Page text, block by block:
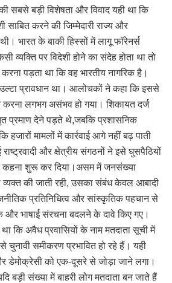
सबसे बड़ी विशेषता और विवाद यही था कि
साबित करने की जिम्मेदारी राज्य और
भारत के बाकी हिस्सों में लागू फॉरेनर्स
व्यक्ति पर विदेशी होने का संदेह होता था तो
पड़ता था कि वह भारतीय नागरिक है।
प्रावधान था। आलोचकों ने कहा कि इससे
लगभग असंभव हो गया। शिकायत दर्ज
प्रमाण देने पड़ते थे,जबकि प्रशासनिक
हजारों मामलों में कार्रवाई आगे नहीं बढ़ पाती
और क्षेत्रीय संगठनों ने इसे घुसपैठियों
कहना शुरू कर दिया।असम में जनसंख्या
व्यक्त की जाती रही, उसका संबंध केवल आबादी
प्रतिनिधित्व और सांस्कृतिक पहचान से
और भाषाई संरचना बदलने के दावे किए गए।
कि अवैध प्रवासियों के नाम मतदाता सूची में
चुनावी समीकरण प्रभावित हो रहे हैं। यही
डेमोक्रेसी को एक-दूसरे से जोड़ा जाने लगा।
बड़ी संख्या में बाहरी लोग मतदाता बन जाते हैं